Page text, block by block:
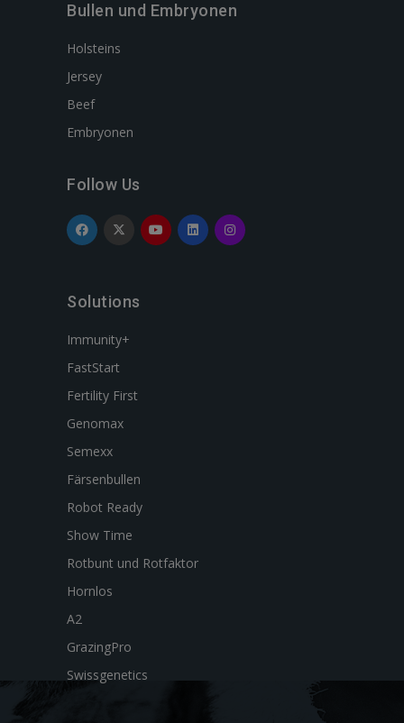
Bullen und Embryonen
Holsteins
Jersey
Beef
Embryonen
Follow Us
Solutions
Immunity+
FastStart
Fertility First
Genomax
Semexx
Färsenbullen
Robot Ready
Show Time
Rotbunt und Rotfaktor
Hornlos
A2
GrazingPro
Swissgenetics